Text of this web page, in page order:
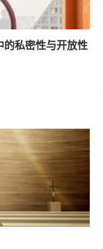
的私密性与开放性